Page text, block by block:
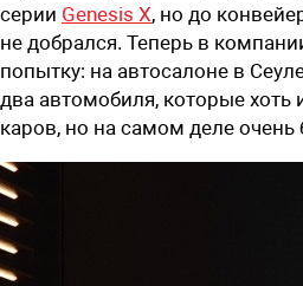
серии Genesis X, но до
не добрался. Теперь в
попытку: на автосалоне в
два автомобиля, которые хоть
каров, но на самом деле очень